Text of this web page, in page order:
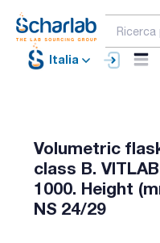
Italia
Volumetric
class B.
1000. Height
NS 24/29